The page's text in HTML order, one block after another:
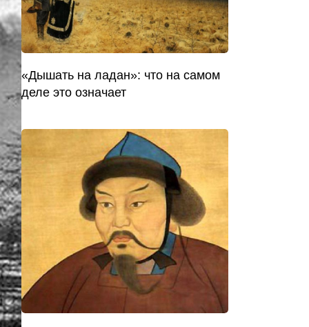
«Дышать на ладан»: что на самом
деле это означает